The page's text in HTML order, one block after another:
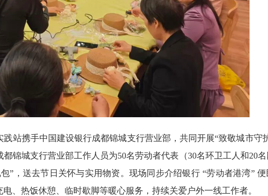
携手中国建设银行成都锦城支行营业部，共同开展“致敬城市守
锦城支行营业部工作人员为50名劳动者代表（30名环卫工人和20
”，送去节日关怀与实用物资。现场同步介绍银行 “劳动者港湾”
、热饭休憩、临时歇脚等暖心服务，持续关爱户外一线工作者。